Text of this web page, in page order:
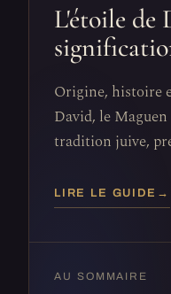
L'étoile de
Origine, histoire
David, le
tradition juive,
LIRE LE GUIDE →
AU SOMMAIRE